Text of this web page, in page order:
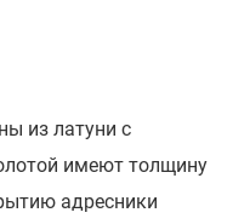
из латуни с
имеют толщину
адресники